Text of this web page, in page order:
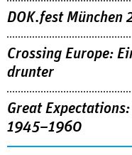
DOK.fest München
Crossing Europe:
drunter
Great
1945–1960